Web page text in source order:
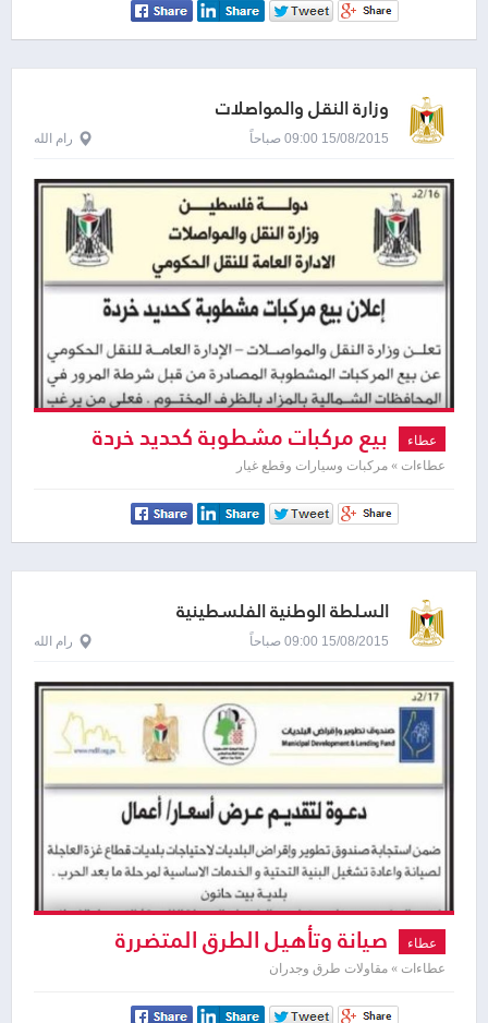
وزارة النقل والمواصلات
15/08/2015 09:00 صباحاً رام الله
عطاء بيع مركبات مشطوبة كحديد خردة
عطاءات » مركبات وسيارات وقطع غيار
السلطة الوطنية الفلسطينية
15/08/2015 09:00 صباحاً رام الله
عطاء صيانة وتأهيل الطرق المتضررة
عطاءات » مقاولات طرق وجدران